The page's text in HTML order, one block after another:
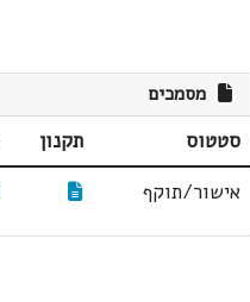
מסמכים
סטטוס תקנון
אישור/תוקף